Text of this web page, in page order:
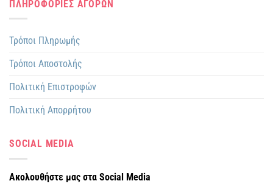
ΠΛΗΡΟΦΟΡΙΕΣ ΑΓΟΡΩΝ
Τρόποι Πληρωμής
Τρόποι Αποστολής
Πολιτική Επιστροφών
Πολιτική Απορρήτου
SOCIAL MEDIA
Ακολουθήστε μας στα Social Media